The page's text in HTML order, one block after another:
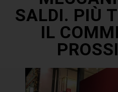
SALDI. PIÙ
IL